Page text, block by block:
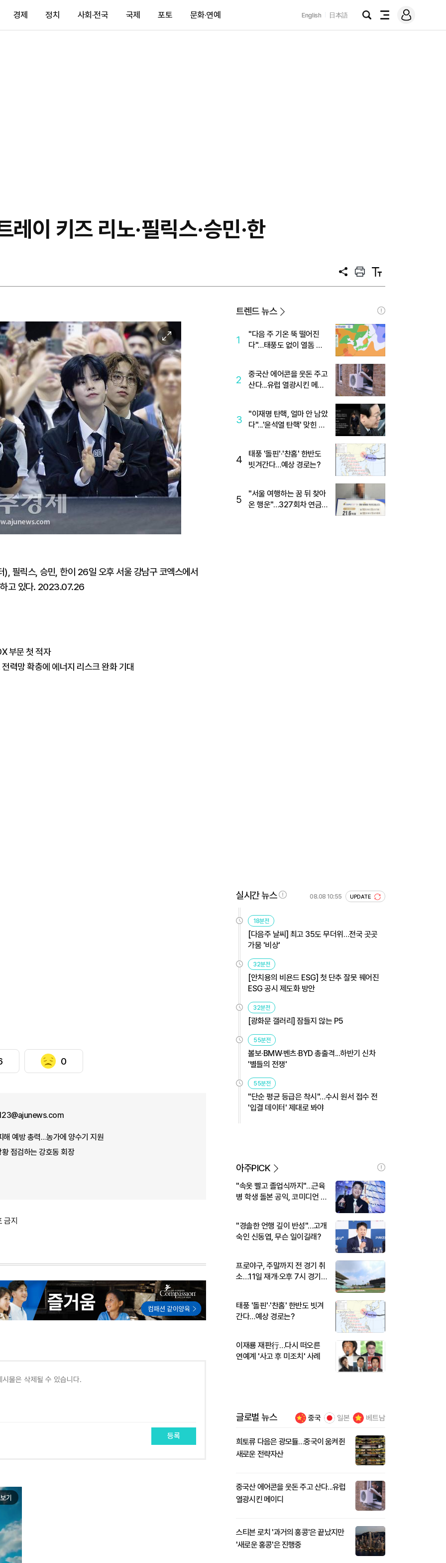
경제 정치 사회·전국 국제 포토 문화·연예 English 日本語
검
전
메
그
이 키즈 리노·필릭스·승민·한
공
프
트
텍
트
이
미
지
확
대
필릭스, 승민, 한이 26일 오후 서울 강남구 코엑스에서
고 있다. 2023.07.26
부문 첫 적자
력망 확충에 에너지 리스크 완화 기대
0
해 예방 총력…농가에 양수기 지원
점검하는 강호동 회장
금지
등록
기
트렌드 뉴스
1
"다음 주 기온 뚝 떨어진
다"…태풍도 없이 열돔 박
2
중국산 에어콘을 웃돈 주고
산다...유럽 열광시킨 메이
3
"이재명 탄핵, 얼마 안 남았
다"...'윤석열 탄핵' 맞힌 무
4
태풍 '돌핀'·'찬홈' 한반도
빗겨간다…예상 경로는?
5
"서울 여행하는 꿈 뒤 찾아
온 행운"…327회차 연금
실시간 뉴스 08.08 10:55 UPDATE
18분전
[다음주 날씨] 최고 35도 무더위…전국 곳곳
가뭄 '비상'
32분전
[안치용의 비욘드 ESG] 첫 단추 잘못 꿰어진
ESG 공시 제도화 방안
32분전
[광화문 갤러리] 잠들지 않는 P5
55분전
볼보·BMW·벤츠·BYD 총출격...하반기 신차
'별들의 전쟁'
55분전
"단순 평균 등급은 착시"…수시 원서 접수 전
'입결 데이터' 제대로 봐야
아주PICK
"속옷 빨고 졸업식까지"…근육
병 학생 돌본 공익, 코미디언 김
"경솔한 언행 깊이 반성"…고개
숙인 신동엽, 무슨 일이길래?
프로야구, 주말까지 전 경기 취
소…11일 재개·오후 7시 경기
태풍 '돌핀'·'찬홈' 한반도 빗겨
간다…예상 경로는?
이재룡 재판行…다시 떠오른
연예계 '사고 후 미조치' 사례
글로벌 뉴스 중국 일본 베트남
희토류 다음은 광모듈…중국이 움켜쥔
새로운 전략자산
중국산 에어콘을 웃돈 주고 산다...유럽
열광시킨 메이디
스티븐 로치 '과거의 홍콩'은 끝났지만
'새로운 홍콩'은 진행중